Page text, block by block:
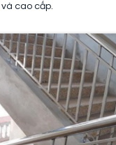
cao cấp.